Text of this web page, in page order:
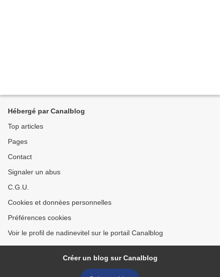
Hébergé par Canalblog
Top articles
Pages
Contact
Signaler un abus
C.G.U.
Cookies et données personnelles
Préférences cookies
Voir le profil de nadinevitel sur le portail Canalblog
Créer un blog sur Canalblog